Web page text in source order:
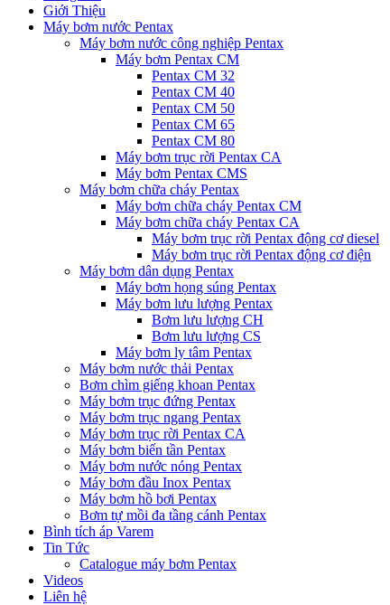
Giới Thiệu
Máy bơm nước Pentax
Máy bơm nước công nghiệp Pentax
Máy bơm Pentax CM
Pentax CM 32
Pentax CM 40
Pentax CM 50
Pentax CM 65
Pentax CM 80
Máy bơm trục rời Pentax CA
Máy bơm Pentax CMS
Máy bơm chữa cháy Pentax
Máy bơm chữa cháy Pentax CM
Máy bơm chữa cháy Pentax CA
Máy bơm trục rời Pentax động cơ diesel
Máy bơm trục rời Pentax động cơ điện
Máy bơm dân dụng Pentax
Máy bơm họng súng Pentax
Máy bơm lưu lượng Pentax
Bơm lưu lượng CH
Bơm lưu lượng CS
Máy bơm ly tâm Pentax
Máy bơm nước thải Pentax
Bơm chìm giếng khoan Pentax
Máy bơm trục đứng Pentax
Máy bơm trục ngang Pentax
Máy bơm trục rời Pentax CA
Máy bơm biến tần Pentax
Máy bơm nước nóng Pentax
Máy bơm đầu Inox Pentax
Máy bơm hồ bơi Pentax
Bơm tự mồi đa tầng cánh Pentax
Bình tích áp Varem
Tin Tức
Catalogue máy bơm Pentax
Videos
Liên hệ